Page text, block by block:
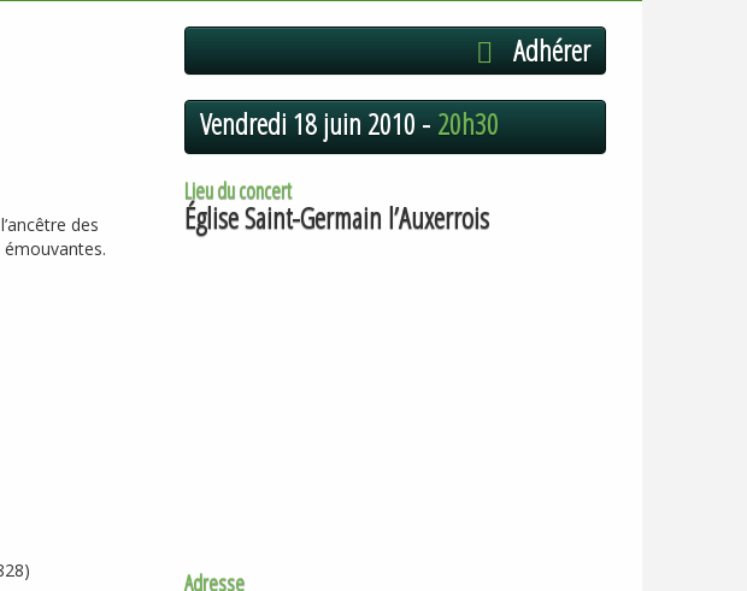
des
Adhérer
Vendredi 18 juin 2010 -20h30
Lieu du concert
Église Saint-Germain l’Auxerrois
Adresse